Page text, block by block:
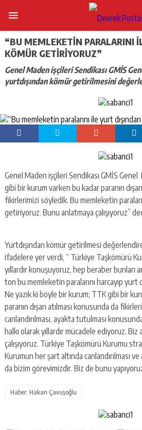
“BU MEMLEKETIN PARALARINI
KÖMÜR GETIRIYORUZ”
Genel Maden işçileri Sendikası GMİS
yurtdışından kömür getirilmesini
Genel Maden işçileri Sendikası GMİS Genel
gibi bir kurum varken bu kadar paranın
fikirlerimizi söyledik. Bu memleketin
getiriyoruz. Bunu anlatmaya çalışıyoruz”
Yurtdışından kömür getirilmesi
ifadelere yer verdi, “ Türkiye Taşkömürü
yıllardır konuşuyoruz, hep beraber bunları
ton bu memleketin paralarını harcayıp yurt
Ne yazık ki böyle bir kurum; TTK gibi bir
paranın dışarı atılması konusunda da
canlandırılması, ayakta tutulması
halkı olarak yıllardır mücadele ediyoruz. Biz
çalışıyoruz. Türkiye Taşkömürü Kurumu
Kurumun her şart altında canlandırılması
da bizim görevimizdir. Biz de bunu
Haber: Hakan Çavuşoğlu